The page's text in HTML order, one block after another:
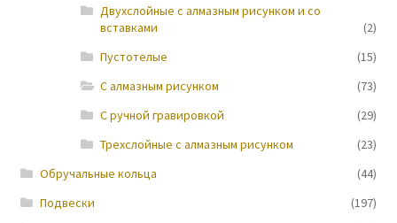
Двухслойные с алмазным рисунком и со
вставками
(2)
Пустотелые
(15)
С алмазным рисунком
(73)
С ручной гравировкой
(29)
Трехслойные с алмазным рисунком
(23)
Обручальные кольца
(44)
Подвески
(197)